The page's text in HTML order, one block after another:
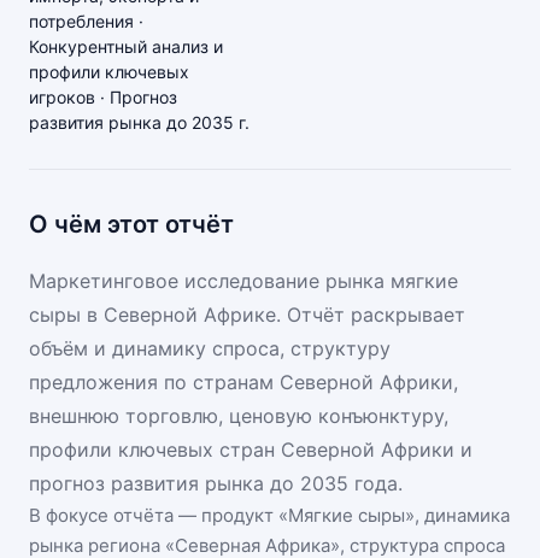
потребления ·
Конкурентный анализ и
профили ключевых
игроков · Прогноз
развития рынка до 2035 г.
О чём этот отчёт
Маркетинговое исследование рынка мягкие
сыры в Северной Африке. Отчёт раскрывает
объём и динамику спроса, структуру
предложения по странам Северной Африки,
внешнюю торговлю, ценовую конъюнктуру,
профили ключевых стран Северной Африки и
прогноз развития рынка до 2035 года.
В фокусе отчёта — продукт «Мягкие сыры», динамика
рынка региона «Северная Африка», структура спроса